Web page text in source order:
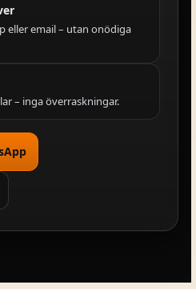
eller email – utan onödiga
– inga överraskningar.